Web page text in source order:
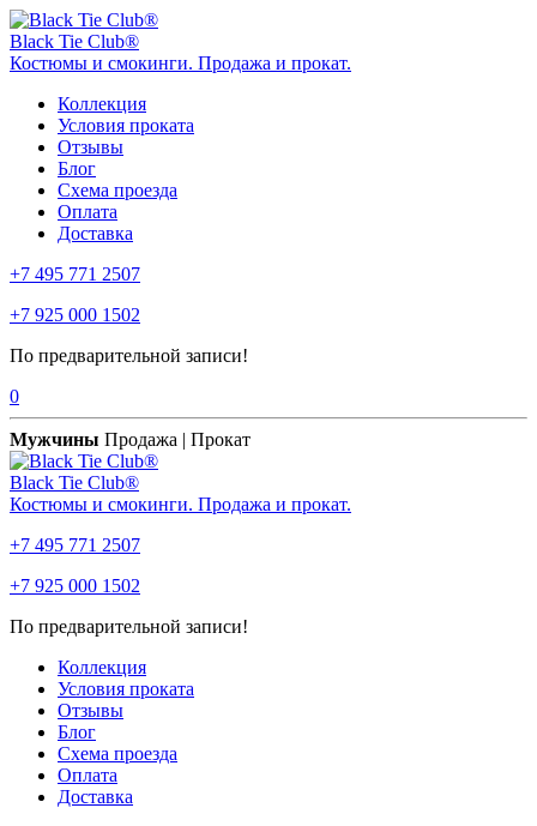
Black Tie Club®
Костюмы и смокинги. Продажа и прокат.
Коллекция
Условия проката
Отзывы
Блог
Схема проезда
Оплата
Доставка
+7 495 771 2507
+7 925 000 1502
По предварительной записи!
0
Мужчины Продажа | Прокат
Black Tie Club®
Костюмы и смокинги. Продажа и прокат.
+7 495 771 2507
+7 925 000 1502
По предварительной записи!
Коллекция
Условия проката
Отзывы
Блог
Схема проезда
Оплата
Доставка